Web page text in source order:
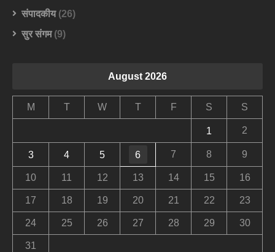
संपादकीय(26)
सुर संगम(9)
August 2026
M T W T F S S
1 2
3 4 5 6 7 8 9
10 11 12 13 14 15 16
17 18 19 20 21 22 23
24 25 26 27 28 29 30
31